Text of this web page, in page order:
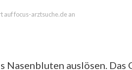
auf focus-arztsuche.de an
Nasenbluten auslösen. Das